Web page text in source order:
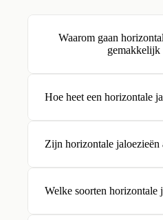
Waarom gaan
gemakkelijk
Hoe heet een horizontale
Zijn horizontale jaloezieën
Welke soorten horizontale